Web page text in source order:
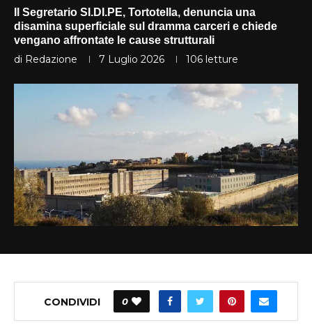
Il Segretario SI.DI.PE, Tortotella, denuncia una
disamina superficiale sul dramma carceri e chiede
vengano affrontate le cause strutturali
di Redazione 7 Luglio 2026 106 letture
CONDIVIDI 0